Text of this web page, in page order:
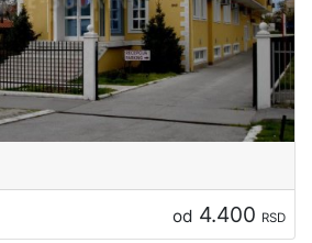
od 4.400 RSD